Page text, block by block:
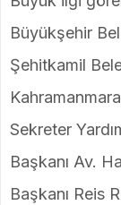
Büyükşehir
Şehitkamil
Sekreter
Başkanı Av.
Başkanı Reis